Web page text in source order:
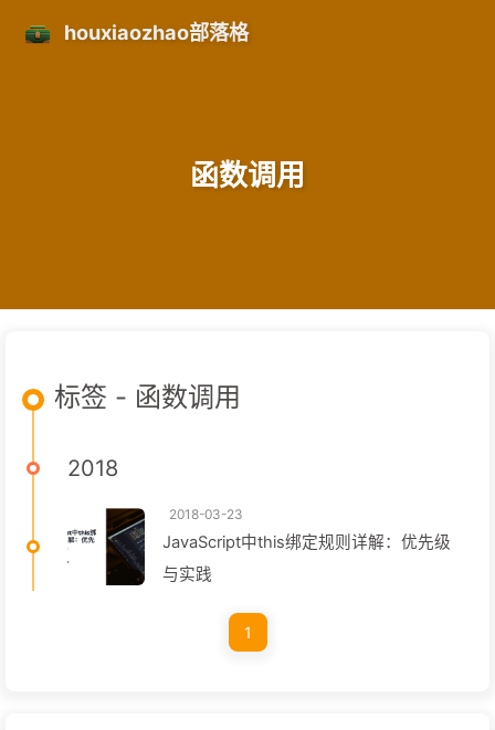
houxiaozhao部落格
函数调用
标签 - 函数调用
2018
2018-03-23
JavaScript中this绑定规则详解：优先级
与实践
1